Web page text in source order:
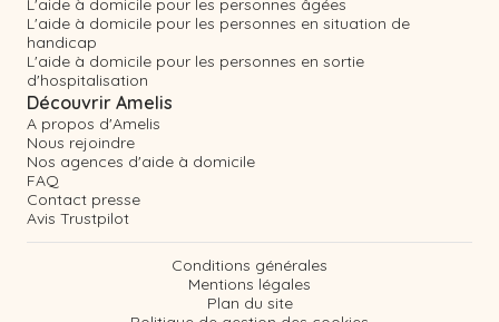
L'aide à domicile pour les personnes âgées
L'aide à domicile pour les personnes en situation de
handicap
L'aide à domicile pour les personnes en sortie
d'hospitalisation
Découvrir Amelis
A propos d'Amelis
Nous rejoindre
Nos agences d'aide à domicile
FAQ
Contact presse
Avis Trustpilot
Conditions générales
Mentions légales
Plan du site